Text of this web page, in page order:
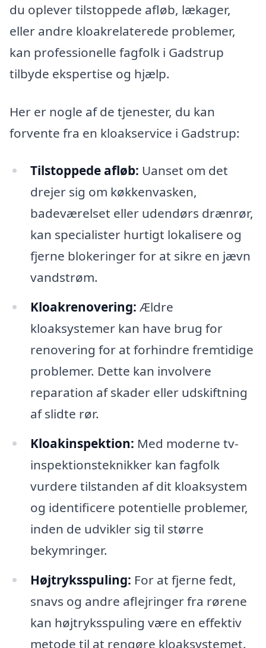
du oplever tilstoppede afløb, lækager,
eller andre kloakrelaterede problemer,
kan professionelle fagfolk i Gadstrup
tilbyde ekspertise og hjælp.
Her er nogle af de tjenester, du kan
forvente fra en kloakservice i Gadstrup:
Tilstoppede afløb: Uanset om det
drejer sig om køkkenvasken,
badeværelset eller udendørs drænrør,
kan specialister hurtigt lokalisere og
fjerne blokeringer for at sikre en jævn
vandstrøm.
Kloakrenovering: Ældre
kloaksystemer kan have brug for
renovering for at forhindre fremtidige
problemer. Dette kan involvere
reparation af skader eller udskiftning
af slidte rør.
Kloakinspektion: Med moderne tv-
inspektionsteknikker kan fagfolk
vurdere tilstanden af ​​dit kloaksystem
og identificere potentielle problemer,
inden de udvikler sig til større
bekymringer.
Højtryksspuling: For at fjerne fedt,
snavs og andre aflejringer fra rørene
kan højtryksspuling være en effektiv
metode til at rengøre kloaksystemet.